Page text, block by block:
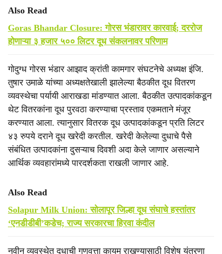
Also Read
Goras Bhandar Closure: गोरस भंडारावर कारवाई; दररोज
होणाऱ्या ३ हजार ५०० लिटर दूध संकलनावर परिणाम
गोदुग्ध गोरस भंडार आझाद क्रांती कामगार संघटनेचे अध्यक्ष इंजि.
तुषार उमाळे यांच्या अध्यक्षतेखाली झालेल्या बैठकीत दूध वितरण
व्यवस्थेचा पर्यायी आराखडा मांडण्यात आला. बैठकीत उत्पादकांकडून
थेट वितरकांना दूध पुरवठा करण्याचा प्रस्ताव एकमताने मंजूर
करण्यात आला. त्यानुसार वितरक दूध उत्पादकांकडून प्रति लिटर
४३ रुपये दराने दूध खरेदी करतील. खरेदी केलेल्या दुधाचे पैसे
संबंधित उत्पादकांना दुसऱ्याच दिवशी अदा केले जाणार असल्याने
आर्थिक व्यवहारांमध्ये पारदर्शकता राखली जाणार आहे.
Also Read
Solapur Milk Union: सोलापूर जिल्हा दूध संघाचे हस्तांतर
‘एनडीडीबी’कडेच; राज्य सरकारचा हिरवा कंदील
नवीन व्यवस्थेत दुधाची गुणवत्ता कायम राखण्यासाठी विशेष यंत्रणा